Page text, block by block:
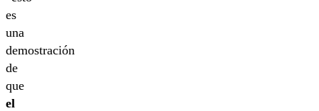
es
una
demostración
de
que
el